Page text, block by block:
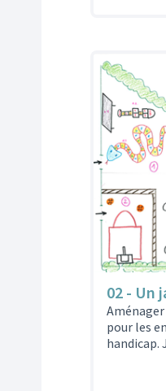
02 - Un
Aménager
pour les
handicap.